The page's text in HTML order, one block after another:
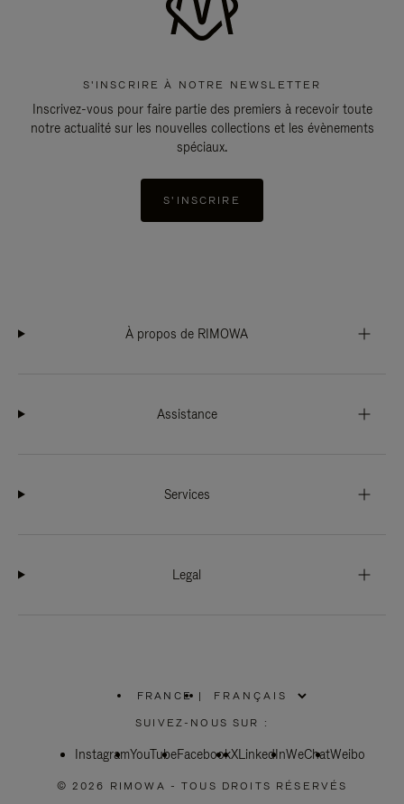
S'INSCRIRE À NOTRE NEWSLETTER
Inscrivez-vous pour faire partie des premiers à recevoir toute
notre actualité sur les nouvelles collections et les évènements
spéciaux.
S'INSCRIRE
À propos de RIMOWA
Assistance
Services
Legal
FRANCE
SÉLECTIONNEZ
VOTRE
|
SUIVEZ-NOUS SUR :
InstagramYouTubeFacebookXLinkedInWeChatWeibo
© 2026 RIMOWA - TOUS DROITS RÉSERVÉS